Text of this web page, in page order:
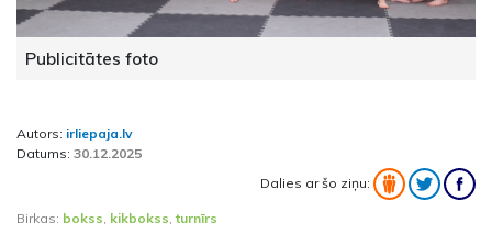
Publicitātes foto
Autors: irliepaja.lv
Datums: 30.12.2025
Dalies ar šo ziņu:
Birkas: bokss, kikbokss,turnīrs